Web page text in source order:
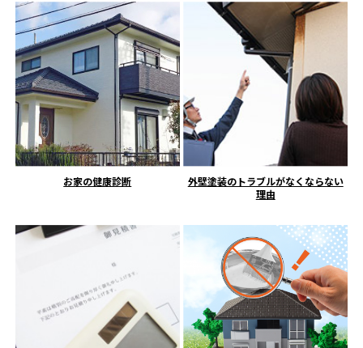
お家の健康診断
外壁塗装のトラブルがなくならない
理由